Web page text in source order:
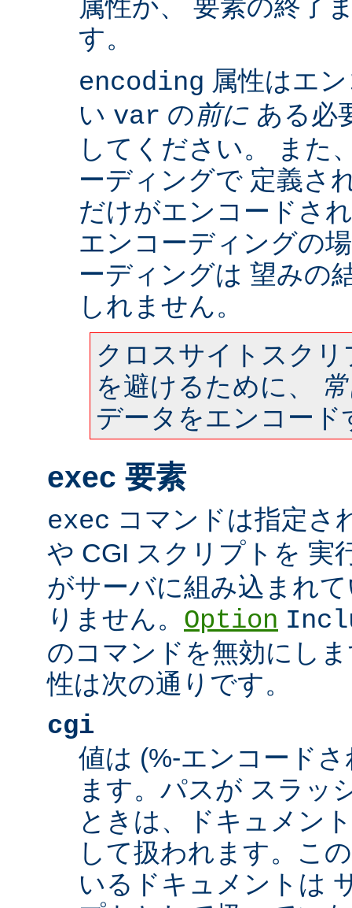
属性か、 要素の終了
す。
encoding 属性はエ
い var の前に ある必
してください。 また
ーディングで 定義さ
だけがエンコードさ
エンコーディングの
ーディングは 望みの
しれません。
クロスサイトスク
を避けるために、
データをエンコード
exec 要素
exec コマンドは指定さ
や CGI スクリプトを 実
がサーバに組み込まれ
りません。 Option
のコマンドを無効にし
性は次の通りです。
cgi
値は (%-エンコード
ます。パスが スラッ
ときは、ドキュメン
して扱われます。こ
いるドキュメントは